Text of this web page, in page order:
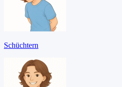
Schüchtern